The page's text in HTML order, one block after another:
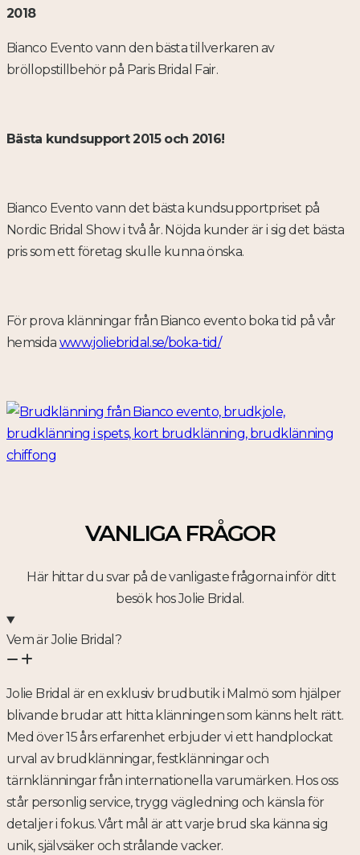
2018
Bianco Evento vann den bästa tillverkaren av
bröllopstillbehör på Paris Bridal Fair.
Bästa kundsupport 2015 och 2016!
Bianco Evento vann det bästa kundsupportpriset på
Nordic Bridal Show i två år. Nöjda kunder är i sig det bästa
pris som ett företag skulle kunna önska.
För prova klänningar från Bianco evento boka tid på vår
hemsida www.joliebridal.se/boka-tid/
VANLIGA FRÅGOR
Här hittar du svar på de vanligaste frågorna inför ditt
besök hos Jolie Bridal.
Vem är Jolie Bridal?
Jolie Bridal är en exklusiv brudbutik i Malmö som hjälper
blivande brudar att hitta klänningen som känns helt rätt.
Med över 15 års erfarenhet erbjuder vi ett handplockat
urval av brudklänningar, festklänningar och
tärnklänningar från internationella varumärken. Hos oss
står personlig service, trygg vägledning och känsla för
detaljer i fokus. Vårt mål är att varje brud ska känna sig
unik, självsäker och strålande vacker.